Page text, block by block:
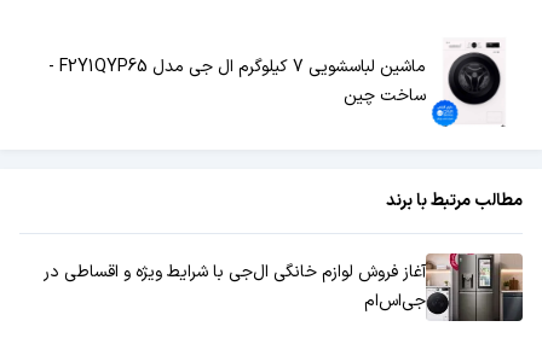
ماشین لباسشویی 7 کیلوگرم ال جی مدل F2Y1QYP65 -
ساخت چین
مطالب مرتبط با برند
آغاز فروش لوازم خانگی ال‌جی با شرایط ویژه و اقساطی در
جی‌اس‌ام